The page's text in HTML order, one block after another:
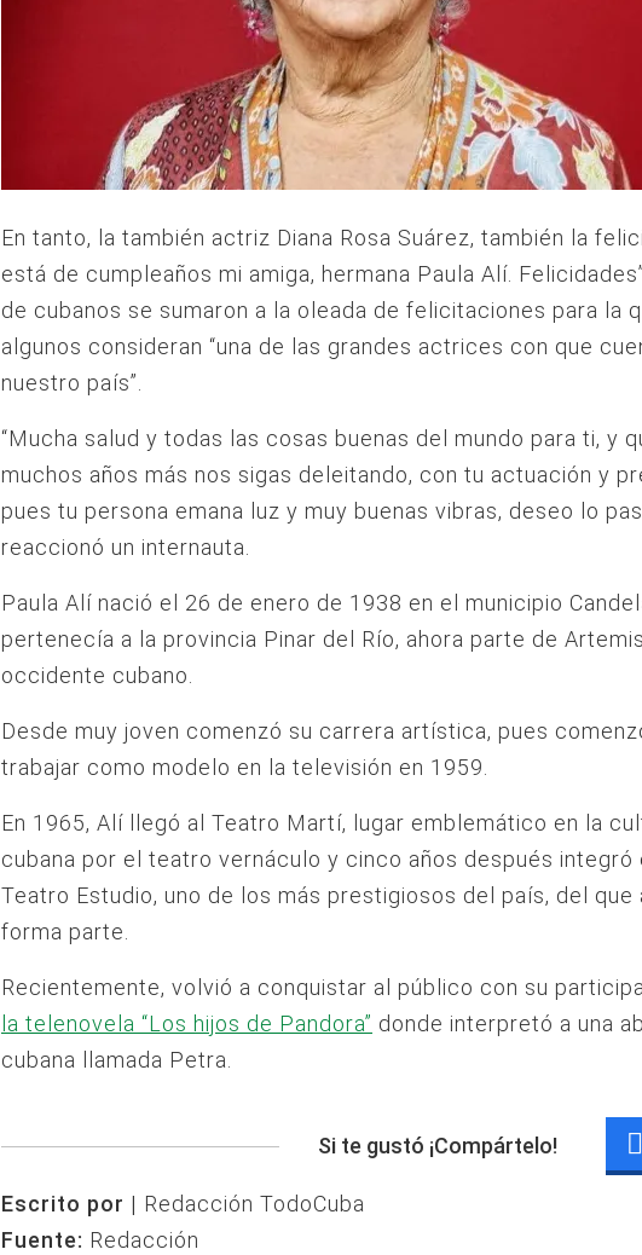
En tanto, la también actriz Diana Rosa Suárez, también la
está de cumpleaños mi amiga, hermana Paula Alí.
de cubanos se sumaron a la oleada de felicitaciones para la
algunos consideran “una de las grandes actrices con que
nuestro país”.
“Mucha salud y todas las cosas buenas del mundo para ti, y
muchos años más nos sigas deleitando, con tu actuación y
pues tu persona emana luz y muy buenas vibras, deseo lo
reaccionó un internauta.
Paula Alí nació el 26 de enero de 1938 en el municipio
pertenecía a la provincia Pinar del Río, ahora parte de
occidente cubano.
Desde muy joven comenzó su carrera artística, pues
trabajar como modelo en la televisión en 1959.
En 1965, Alí llegó al Teatro Martí, lugar emblemático en la
cubana por el teatro vernáculo y cinco años después integró
Teatro Estudio, uno de los más prestigiosos del país, del que
forma parte.
Recientemente, volvió a conquistar al público con su
la telenovela “Los hijos de Pandora” donde interpretó a una
cubana llamada Petra.
Si te gustó ¡Compártelo!
Escrito por | Redacción TodoCuba
Fuente: Redacción